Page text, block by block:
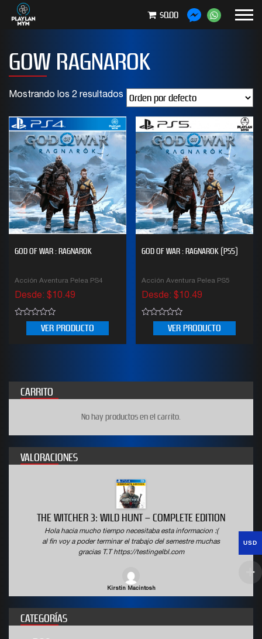
$0.00
GOW RAGNAROK
Mostrando los 2 resultados
GOD OF WAR : RAGNAROK
Acción Aventura Pelea PS4
Desde: $10.49
VER PRODUCTO
GOD OF WAR : RAGNAROK (PS5)
Acción Aventura Pelea PS5
Desde:$10.49
5
VER PRODUCTO
CARRITO
No hay productos en el carrito.
VALORACIONES
THE WITCHER 3: WILD HUNT – COMPLETE EDITION
Hola hacia mucho tiempo necesitaba esta informacion :(
al fin voy a poder terminar el trabajo del semestre muchas
gracias T.T https://testingelbl.com
Kirstin Macintosh
CATEGORÍAS
USD